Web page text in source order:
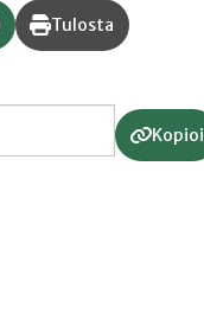
Tulosta
Kopioi